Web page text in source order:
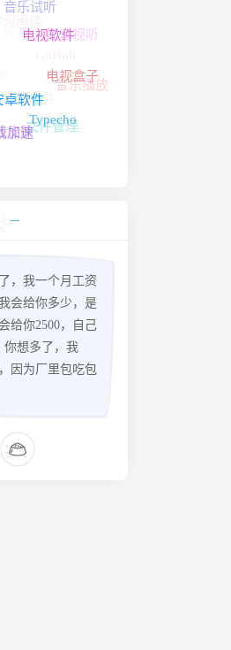
电视软件
电视盒子
Typecho
速
音乐试听
影音视听
音乐播放
文件管理
皮肤
学习阅读
GitHub
多开软件
，我一个月工资
会给你多少，是
给你2500，自己
你想多了，我
因为厂里包吃包